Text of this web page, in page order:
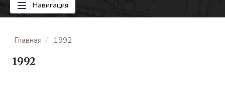
Навигация
Главная 1992
1992